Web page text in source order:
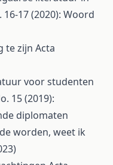
17 (2020): Woord
te zijn Acta
voor studenten
15 (2019):
diplomaten
worden, weet ik